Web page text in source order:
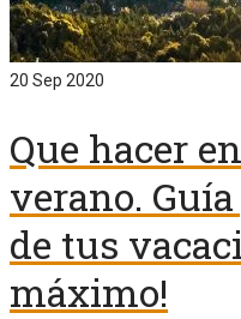
20 Sep 2020
Que hacer
verano.
de tus
máximo!